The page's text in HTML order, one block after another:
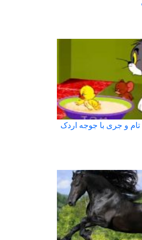
تام و جری با جوجه اردک